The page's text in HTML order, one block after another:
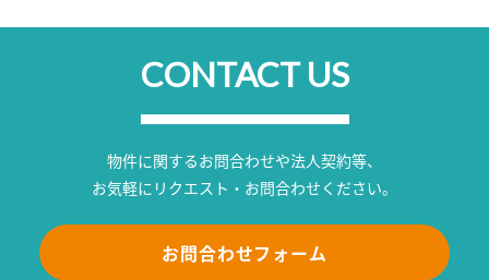
CONTACT US
物件に関するお問合わせや法人契約等、
お気軽にリクエスト・お問合わせください。
お問合わせフォーム